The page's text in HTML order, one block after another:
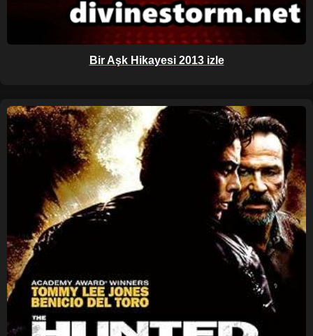
Bir Aşk Hikayesi 2013 izle